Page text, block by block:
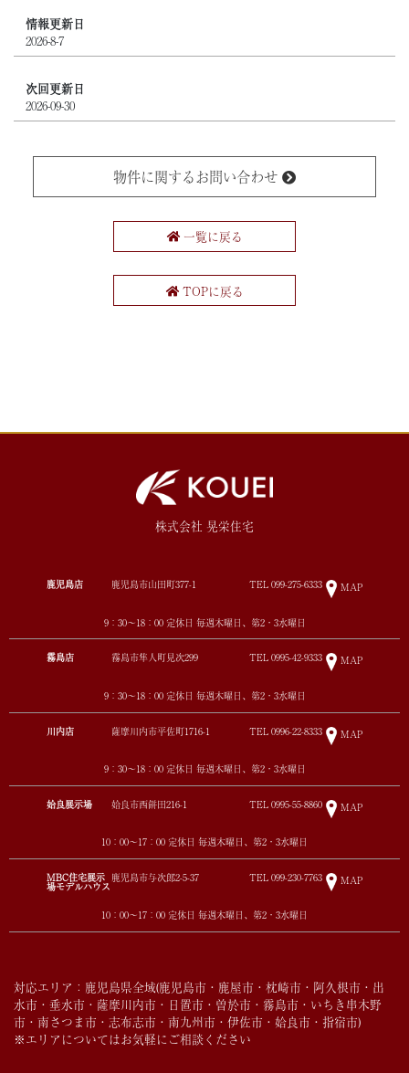
情報更新日
2026-8-7
次回更新日
2026-09-30
物件に関するお問い合わせ
一覧に戻る
TOPに戻る
株式会社 晃栄住宅
鹿児島店 鹿児島市山田町377-1 TEL 099-275-6333 MAP
9：30～18：00 定休日 毎週木曜日、第2・3水曜日
霧島店 霧島市隼人町見次299 TEL 0995-42-9333 MAP
9：30～18：00 定休日 毎週木曜日、第2・3水曜日
川内店 薩摩川内市平佐町1716-1 TEL 0996-22-8333 MAP
9：30～18：00 定休日 毎週木曜日、第2・3水曜日
姶良展示場 姶良市西餅田216-1 TEL 0995-55-8860 MAP
10：00～17：00 定休日 毎週木曜日、第2・3水曜日
MBC住宅展示
場モデルハウス
鹿児島市与次郎2-5-37 TEL 099-230-7763 MAP
10：00～17：00 定休日 毎週木曜日、第2・3水曜日
対応エリア：鹿児島県全域(鹿児島市・鹿屋市・枕崎市・阿久根市・出
水市・垂水市・薩摩川内市・日置市・曽於市・霧島市・いちき串木野
市・南さつま市・志布志市・南九州市・伊佐市・姶良市・指宿市)
※エリアについてはお気軽にご相談ください